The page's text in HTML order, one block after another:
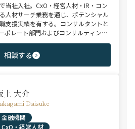
当社入社。CxO・経営人材・IR・コン
人材サーチ業務を通じ、ポテンシャル
支援実績を有する。コンサルタントと
ポレート部門およびコンサルティング
。未経験・ポテンシャル層からミド
代・職階を問わず幅広くご支援可能。
相談する
上 大介
Daisuke
金融機関
CxO・経営人材